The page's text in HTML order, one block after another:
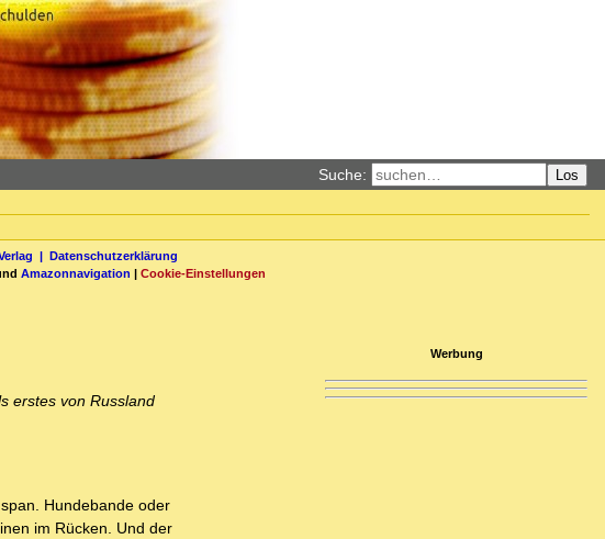
Suche: Los
| Datenschutzerklärung
Amazonnavigation | Cookie-Einstellungen
erstes von Russland
Hundebande oder
im Rücken. Und der
Werbung